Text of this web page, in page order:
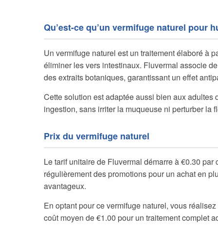
Qu’est-ce qu’un vermifuge naturel pour
Un vermifuge naturel est un traitement élaboré à
éliminer les vers intestinaux. Fluvermal associe
des extraits botaniques, garantissant un effet
Cette solution est adaptée aussi bien aux adultes
ingestion, sans irriter la muqueuse ni perturber la
Prix du vermifuge naturel
Le tarif unitaire de Fluvermal démarre à €0.30
régulièrement des promotions pour un achat en
avantageux.
En optant pour ce vermifuge naturel, vous
coût moyen de €1.00 pour un traitement complet